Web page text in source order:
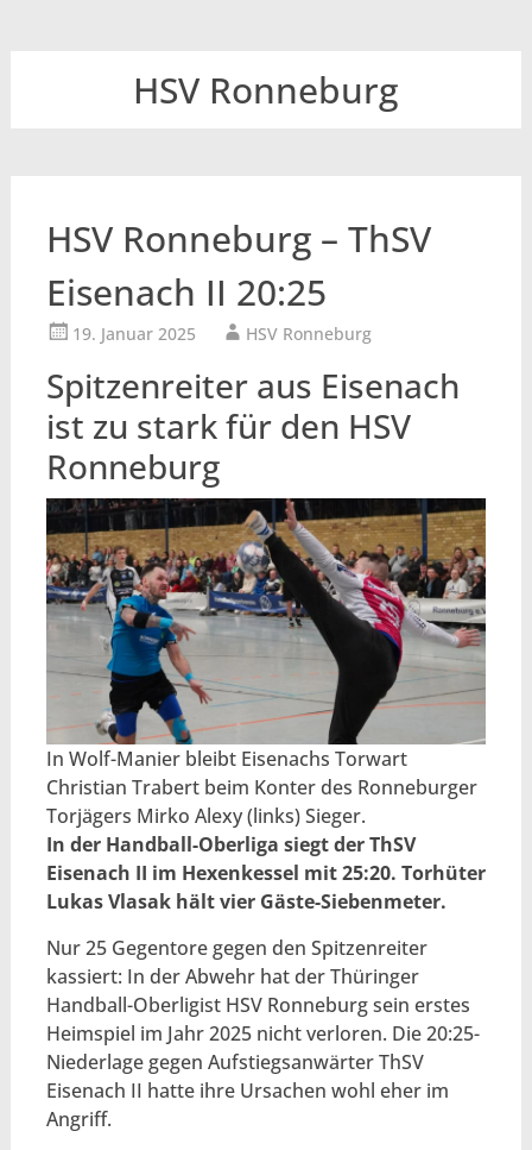
HSV Ronneburg
HSV Ronneburg – ThSV
Eisenach II 20:25
19. Januar 2025 HSV Ronneburg
Spitzenreiter aus Eisenach
ist zu stark für den HSV
Ronneburg
In Wolf-Manier bleibt Eisenachs Torwart
Christian Trabert beim Konter des Ronneburger
Torjägers Mirko Alexy (links) Sieger.
In der Handball-Oberliga siegt der ThSV
Eisenach II im Hexenkessel mit 25:20. Torhüter
Lukas Vlasak hält vier Gäste-Siebenmeter.
Nur 25 Gegentore gegen den Spitzenreiter
kassiert: In der Abwehr hat der Thüringer
Handball-Oberligist HSV Ronneburg sein erstes
Heimspiel im Jahr 2025 nicht verloren. Die 20:25-
Niederlage gegen Aufstiegsanwärter ThSV
Eisenach II hatte ihre Ursachen wohl eher im
Angriff.